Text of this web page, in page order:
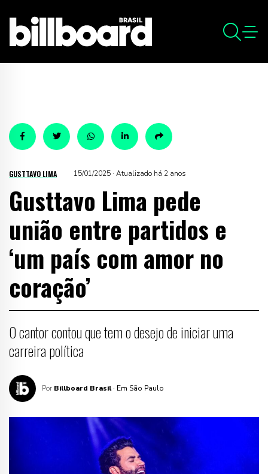
GUSTTAVO LIMA 15/01/2025 · Atualizado há 2 anos
Gusttavo Lima pede
união entre partidos e
‘um país com amor no
coração’
O cantor contou que tem o desejo de iniciar uma
carreira política
Por Billboard Brasil · Em São Paulo